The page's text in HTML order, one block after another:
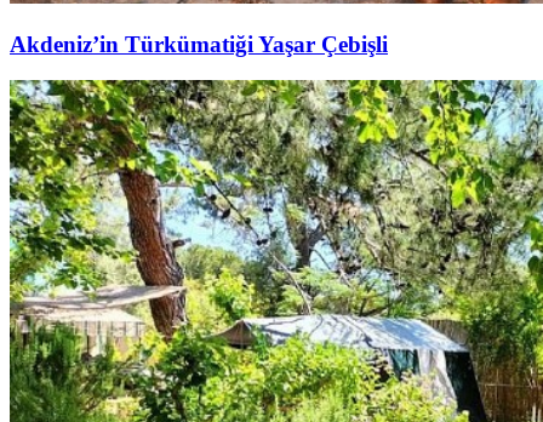
Akdeniz’in Türkümatiği Yaşar Çebişli